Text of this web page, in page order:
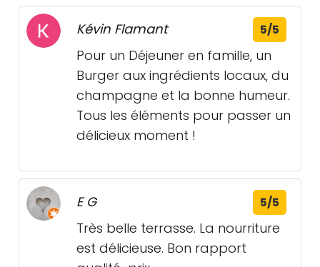
Kévin Flamant 5/5
Pour un Déjeuner en famille, un
Burger aux ingrédients locaux, du
champagne et la bonne humeur.
Tous les éléments pour passer un
délicieux moment !
E G 5/5
Très belle terrasse. La nourriture
est délicieuse. Bon rapport